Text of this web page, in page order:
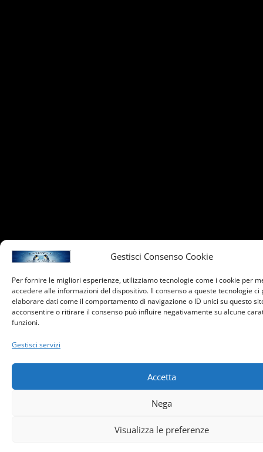
Gestisci Consenso Cookie
Per fornire le migliori esperienze, utilizziamo tecnologie come i cookie per
accedere alle informazioni del dispositivo. Il consenso a queste tecnologie
elaborare dati come il comportamento di navigazione o ID unici su questo
acconsentire o ritirare il consenso può influire negativamente su alcune
funzioni.
Gestisci servizi
Accetta
Nega
Visualizza le preferenze